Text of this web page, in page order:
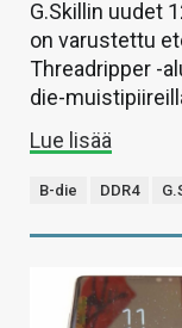
G.Skillin uudet
on varustettu
Threadripper -
die-
Lue lisää
B-die DDR4